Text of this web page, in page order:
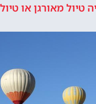
טיול מאורגן או